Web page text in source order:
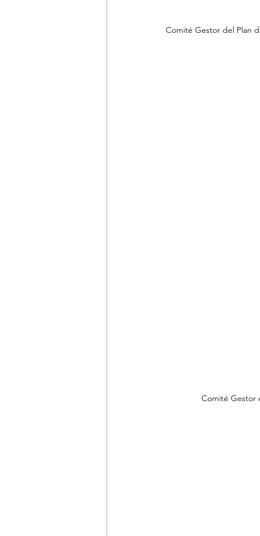
Comité Gestor del Plan
Comité Gestor